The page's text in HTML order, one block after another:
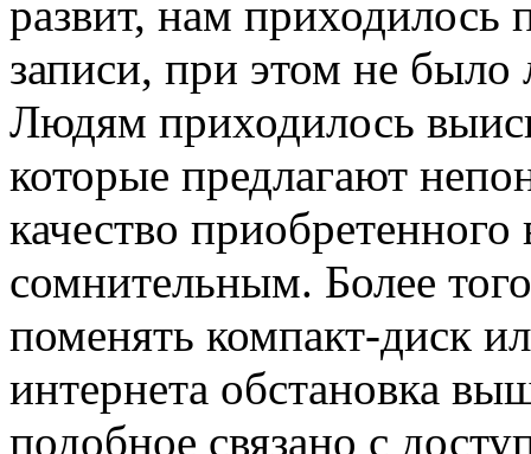
развит, нам приходилось
записи, при этом не было
Людям приходилось
которые предлагают
качество
сомнительным. Более
поменять компакт-диск
интернета обстановка
подобное связано с